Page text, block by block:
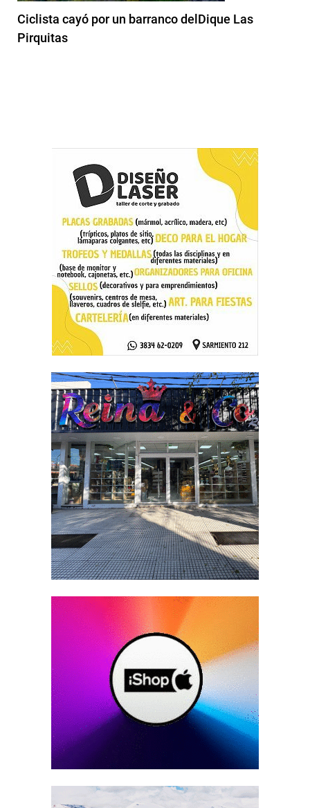
Ciclista cayó por un barranco delDique Las
Pirquitas